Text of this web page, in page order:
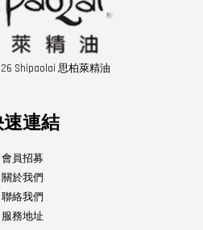
Shipaolai 思柏萊精油
連結
會員招募
關於我們
聯絡我們
服務地址